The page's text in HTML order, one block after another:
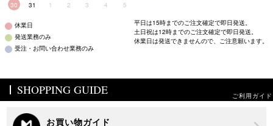
30
31 1 2 3 4 5
休業日
発送業務のみ
受注・お問い合わせ業務のみ
平日は15時までのご注文確定で即日発送。
土日祝は12時までのご注文確定で即日発送。
休業日は発送できませんので、ご注意願います。
SHOPPING GUIDE ご利用ガイド